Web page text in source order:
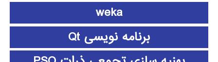
weka
برنامه نویسی Qt